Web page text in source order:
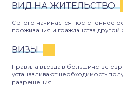
ВИД НА ЖИТЕЛЬСТВО
С этого начинается постепенное
проживания и гражданства другой
ВИЗЫ
Правила въезда в большинство
устанавливают необходимость
разрешения